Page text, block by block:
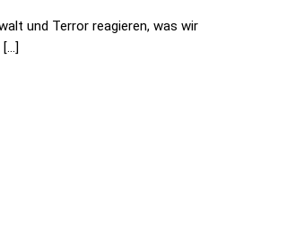
und Terror reagieren, was wir